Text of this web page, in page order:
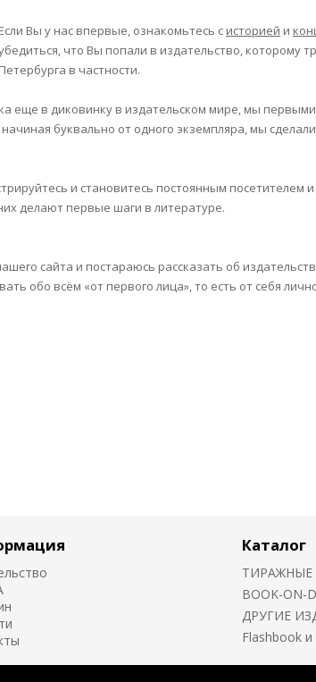
Если Вы у нас впервые, ознакомьтесь с историей и
что Вы попали в издательство, которому
Петербурга в частности.
еще в диковинку в издательском мире, мы первыми
буквально от одного экземпляра, мы
и становитесь постоянным
делают первые шаги в литературе.
сайта и постараюсь рассказать об
обо всём «от первого лица», то есть от себя
Каталог
ТИРАЖНЫЕ
BOOK-ON-
ДРУГИЕ
Flashbook